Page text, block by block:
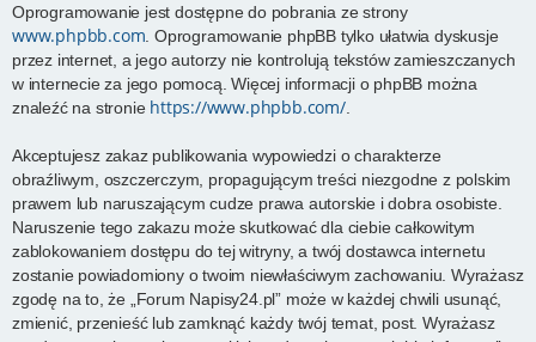
Oprogramowanie jest dostępne do pobrania ze strony
www.phpbb.com . Oprogramowanie phpBB tylko ułatwia dyskusje
przez internet, a jego autorzy nie kontrolują tekstów zamieszczanych
w internecie za jego pomocą. Więcej informacji o phpBB można
znaleźć na stronie https://www.phpbb.com/.
Akceptujesz zakaz publikowania wypowiedzi o charakterze
obraźliwym, oszczerczym, propagującym treści niezgodne z polskim
prawem lub naruszającym cudze prawa autorskie i dobra osobiste.
Naruszenie tego zakazu może skutkować dla ciebie całkowitym
zablokowaniem dostępu do tej witryny, a twój dostawca internetu
zostanie powiadomiony o twoim niewłaściwym zachowaniu. Wyrażasz
zgodę na to, że „Forum Napisy24.pl” może w każdej chwili usunąć,
zmienić, przenieść lub zamknąć każdy twój temat, post. Wyrażasz